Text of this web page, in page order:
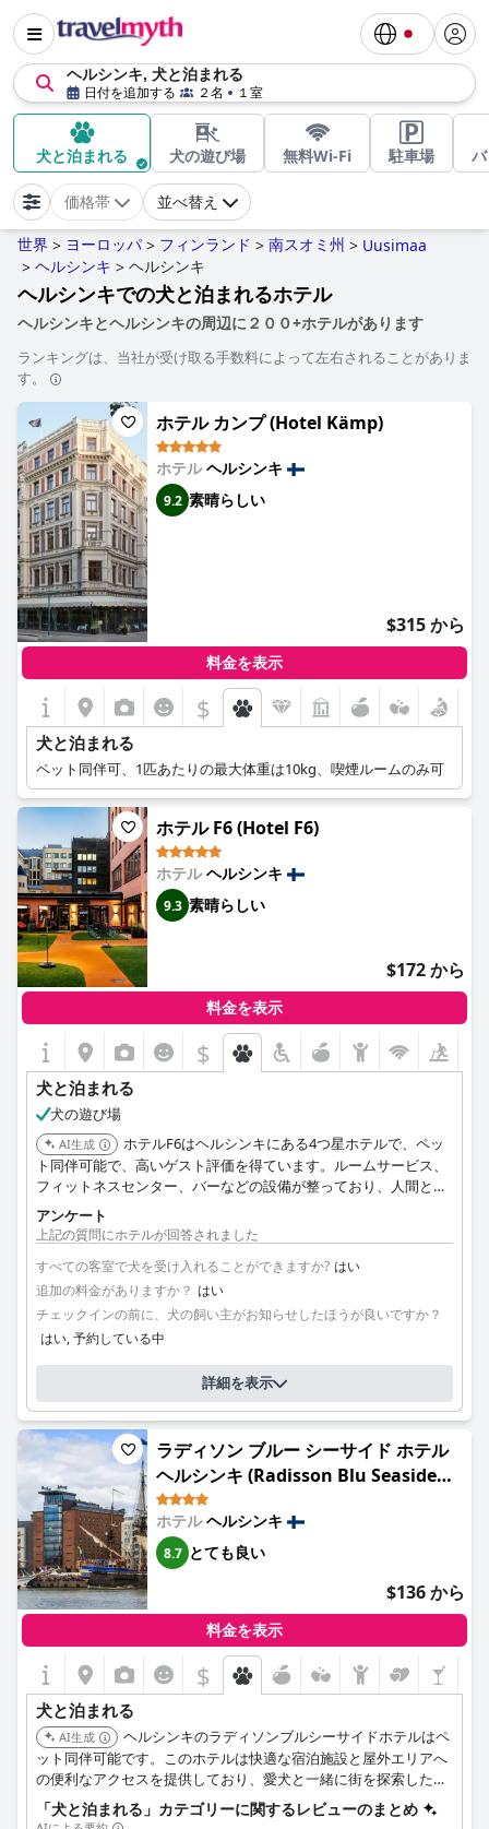
ヘルシンキ, 犬と泊まれる
日付を追加する ２名 １室
犬と泊まれる 犬の遊び場 無料Wi-Fi 駐車場
価格帯 並べ替え
世界 > ヨーロッパ > フィンランド > 南スオミ州 > Uusimaa
> ヘルシンキ > ヘルシンキ
ヘルシンキでの犬と泊まれるホテル
ヘルシンキとヘルシンキの周辺に２００+ホテルがあります
ランキングは、当社が受け取る手数料によって左右されることがありま
す。
ホテル カンプ (Hotel Kämp)
ホテルヘルシンキ
9.2 素晴らしい
$315 から
料金を表示
$
犬と泊まれる
ペット同伴可、1匹あたりの最大体重は10kg、喫煙ルームのみ可
ホテル F6 (Hotel F6)
ホテルヘルシンキ
9.3 素晴らしい
$172 から
料金を表示
$
犬と泊まれる
犬の遊び場
AI生成
ホテルF6はヘルシンキにある4つ星ホテルで、ペッ
ト同伴可能で、高いゲスト評価を得ています。ルームサービス、
フィットネスセンター、バーなどの設備が整っており、人間と毛
皮の仲間たちの両方にとって快適な滞在を提供します。
アンケート
上記の質問にホテルが回答されました
すべての客室で犬を受け入れることができますか? はい
追加の料金がありますか？ はい
チェックインの前に、犬の飼い主がお知らせしたほうが良いですか？
はい, 予約している中
詳細を表示
ラディソン ブルー シーサイド ホテル
ヘルシンキ (Radisson Blu Seaside
Hotel, Helsinki)
ホテルヘルシンキ
8.7 とても良い
$136 から
料金を表示
$
犬と泊まれる
AI生成
ヘルシンキのラディソンブルシーサイドホテルはペ
ット同伴可能です。このホテルは快適な宿泊施設と屋外エリアへ
の便利なアクセスを提供しており、愛犬と一緒に街を探索したい
ペットの飼い主の方に適しています。
「犬と泊まれる」カテゴリーに関するレビューのまとめ